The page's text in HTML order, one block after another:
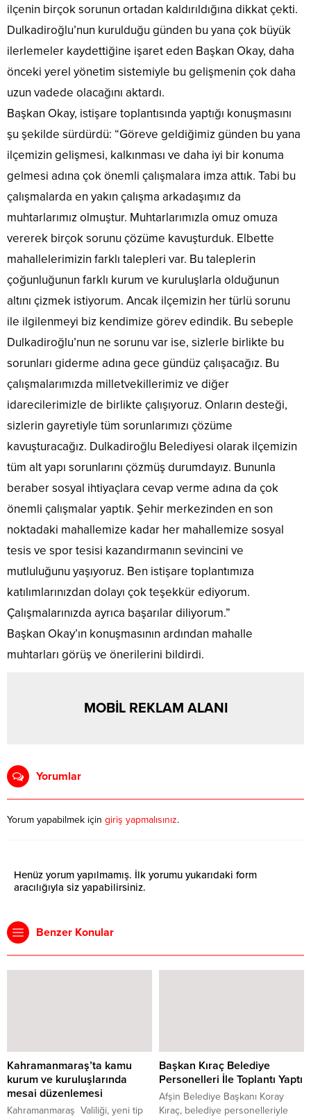
ilçenin birçok sorunun ortadan kaldırıldığına dikkat çekti.
Dulkadiroğlu’nun kurulduğu günden bu yana çok büyük
ilerlemeler kaydettiğine işaret eden Başkan Okay, daha
önceki yerel yönetim sistemiyle bu gelişmenin çok daha
uzun vadede olacağını aktardı.
Başkan Okay, istişare toplantısında yaptığı konuşmasını
şu şekilde sürdürdü: “Göreve geldiğimiz günden bu yana
ilçemizin gelişmesi, kalkınması ve daha iyi bir konuma
gelmesi adına çok önemli çalışmalara imza attık. Tabi bu
çalışmalarda en yakın çalışma arkadaşımız da
muhtarlarımız olmuştur. Muhtarlarımızla omuz omuza
vererek birçok sorunu çözüme kavuşturduk. Elbette
mahallelerimizin farklı talepleri var. Bu taleplerin
çoğunluğunun farklı kurum ve kuruluşlarla olduğunun
altını çizmek istiyorum. Ancak ilçemizin her türlü sorunu
ile ilgilenmeyi biz kendimize görev edindik. Bu sebeple
Dulkadiroğlu’nun ne sorunu var ise, sizlerle birlikte bu
sorunları giderme adına gece gündüz çalışacağız. Bu
çalışmalarımızda milletvekillerimiz ve diğer
idarecilerimizle de birlikte çalışıyoruz. Onların desteği,
sizlerin gayretiyle tüm sorunlarımızı çözüme
kavuşturacağız. Dulkadiroğlu Belediyesi olarak ilçemizin
tüm alt yapı sorunlarını çözmüş durumdayız. Bununla
beraber sosyal ihtiyaçlara cevap verme adına da çok
önemli çalışmalar yaptık. Şehir merkezinden en son
noktadaki mahallemize kadar her mahallemize sosyal
tesis ve spor tesisi kazandırmanın sevincini ve
mutluluğunu yaşıyoruz. Ben istişare toplantımıza
katılımlarınızdan dolayı çok teşekkür ediyorum.
Çalışmalarınızda ayrıca başarılar diliyorum.”
Başkan Okay’ın konuşmasının ardından mahalle
muhtarları görüş ve önerilerini bildirdi.
MOBİL REKLAM ALANI
Yorumlar
Yorum yapabilmek için giriş yapmalısınız.
Henüz yorum yapılmamış. İlk yorumu yukarıdaki form
aracılığıyla siz yapabilirsiniz.
Benzer Konular
Kahramanmaraş’ta kamu
kurum ve kuruluşlarında
mesai düzenlemesi
Kahramanmaraş Valiliği, yeni tip
Başkan Kıraç Belediye
Personelleri İle Toplantı Yaptı
Afşin Belediye Başkanı Koray
Kıraç, belediye personelleriyle